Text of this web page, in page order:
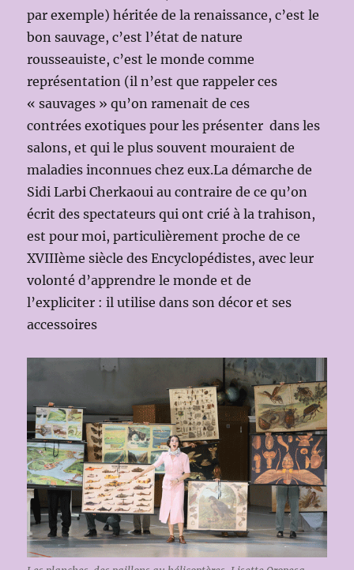
par exemple) héritée de la renaissance, c’est le
bon sauvage, c’est l’état de nature
rousseauiste, c’est le monde comme
représentation (il n’est que rappeler ces
« sauvages » qu’on ramenait de ces
contrées exotiques pour les présenter dans les
salons, et qui le plus souvent mouraient de
maladies inconnues chez eux.La démarche de
Sidi Larbi Cherkaoui au contraire de ce qu’on
écrit des spectateurs qui ont crié à la trahison,
est pour moi, particulièrement proche de ce
XVIIIème siècle des Encyclopédistes, avec leur
volonté d’apprendre le monde et de
l’expliciter : il utilise dans son décor et ses
accessoires